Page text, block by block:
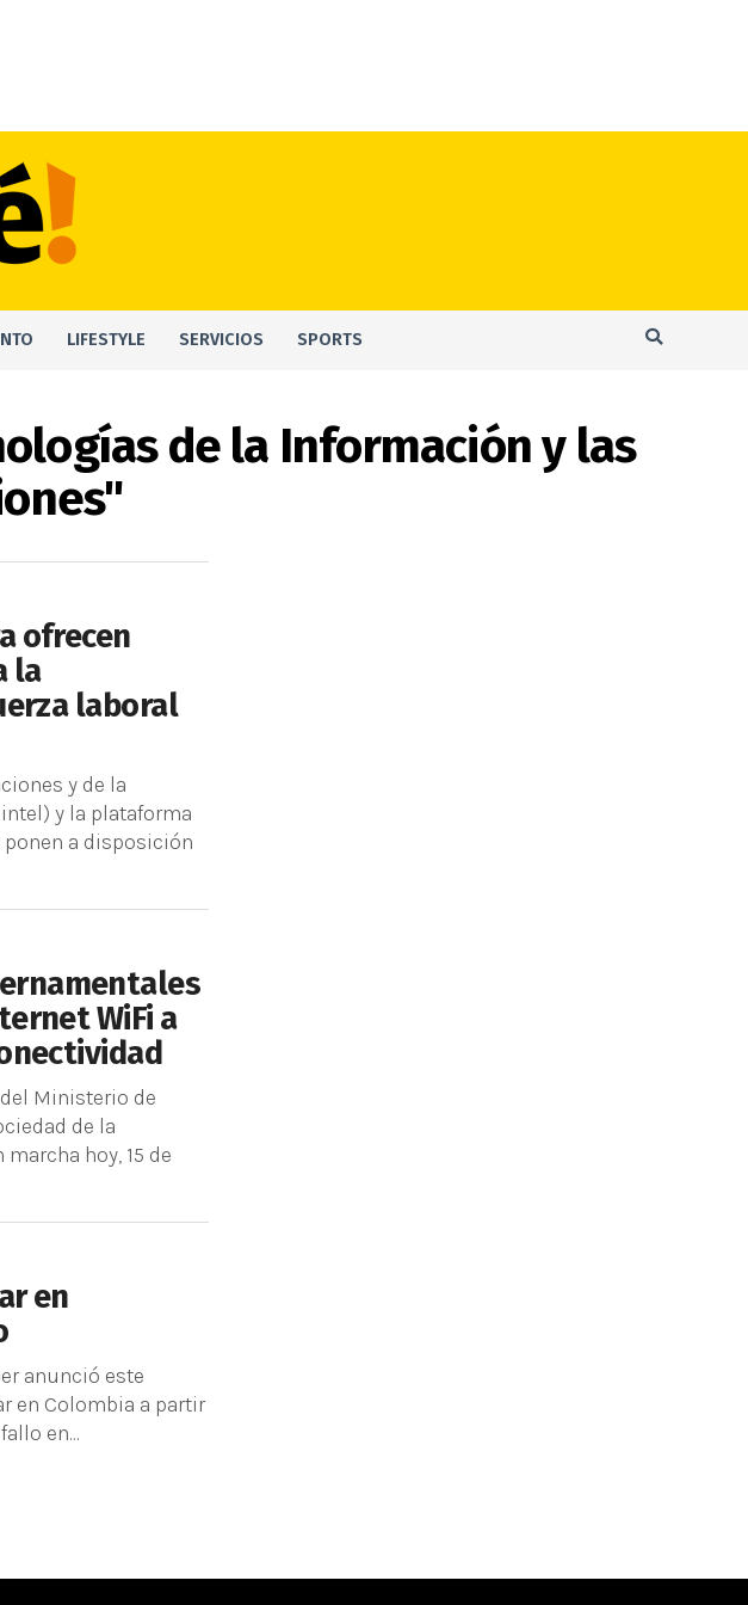
LIFESTYLE SERVICIOS SPORTS
de la Información y las
ofrecen
la
laboral
y de la
y la plataforma
a disposición
WiFi a
Ministerio de
de la
hoy, 15 de
en
anunció este
en Colombia a partir
en...